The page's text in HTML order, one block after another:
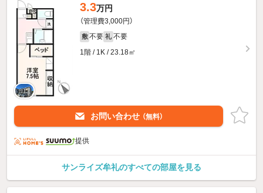
3.3万円
（管理費3,000円）
敷 不要 礼 不要
1階 / 1K / 23.18㎡
お問い合わせ （無料）
提供
サンライズ牟礼のすべての部屋を見る